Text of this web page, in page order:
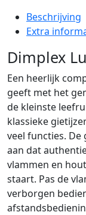
Beschrijving
Extra
Dimplex
Een heerlijk
geeft met het
de kleinste
klassieke
veel functies. De
aan dat
vlammen en
staart. Pas de
verborgen